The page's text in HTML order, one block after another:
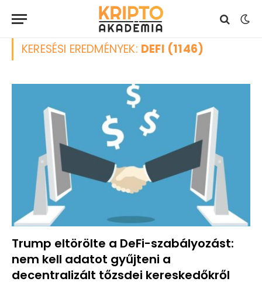
KERESÉSI EREDMÉNYEK: DEFI (1146)
Trump eltörölte a DeFi-szabályozást:
nem kell adatot gyűjteni a
decentralizált tőzsdei kereskedőkről